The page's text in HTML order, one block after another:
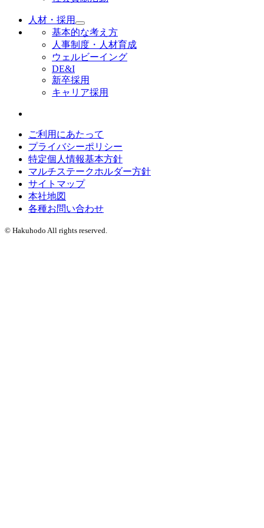
人材・採用
基本的な考え方
人事制度・人材育成
ウェルビーイング
DE&I
新卒採用
キャリア採用
ご利用にあたって
プライバシーポリシー
特定個人情報基本方針
マルチステークホルダー方針
サイトマップ
本社地図
各種お問い合わせ
© Hakuhodo All rights reserved.